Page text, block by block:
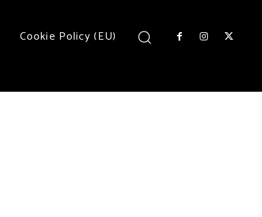
Cookie Policy (EU)